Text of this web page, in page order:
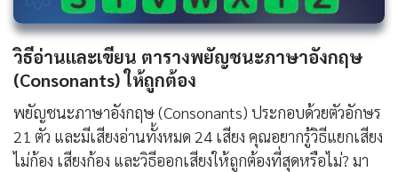
วิธีอ่านและเขียน ตารางพยัญชนะภาษาอังกฤษ
(Consonants) ให้ถูกต้อง
พยัญชนะภาษาอังกฤษ (Consonants) ประกอบด้วยตัวอักษร
21 ตัว และมีเสียงอ่านทั้งหมด 24 เสียง คุณอยากรู้วิธีแยกเสียง
ไม่ก้อง เสียงก้อง และวิธีออกเสียงให้ถูกต้องที่สุดหรือไม่? มา